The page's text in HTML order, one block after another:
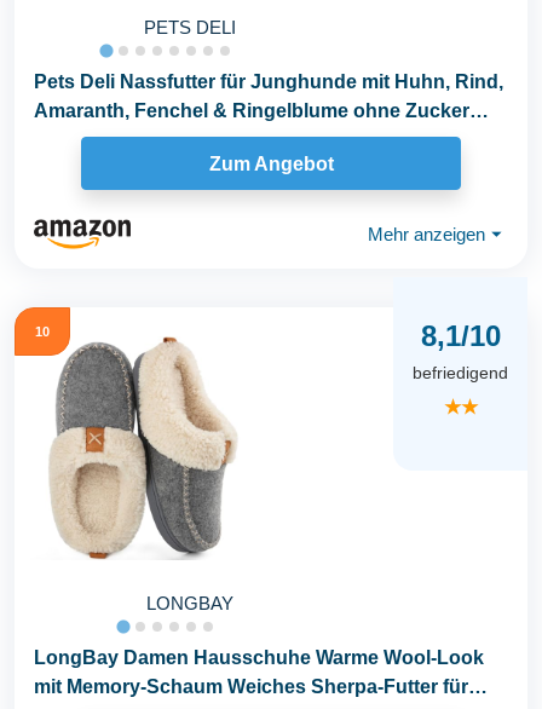
PETS DELI
Pets Deli Nassfutter für Junghunde mit Huhn, Rind,
Amaranth, Fenchel & Ringelblume ohne Zucker
und...
Zum Angebot
Mehr anzeigen ⏷
10
LONGBAY
8,1/10
befriedigend
★★
LongBay Damen Hausschuhe Warme Wool-Look
mit Memory-Schaum Weiches Sherpa-Futter für